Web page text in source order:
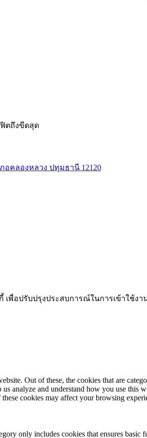
ตถึงขีดสุด
อคลองหลวง ปทุมธานี 12120
พื่อปรับปรุงประสบการณ์ในการเข้าใช้งา
Out of these, the cookies that are
analyze and understand how you use
cookies may affect your browsing
only includes cookies that ensures